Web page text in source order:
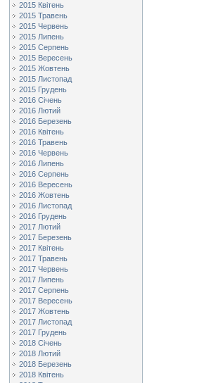
2015 Квітень
2015 Травень
2015 Червень
2015 Липень
2015 Серпень
2015 Вересень
2015 Жовтень
2015 Листопад
2015 Грудень
2016 Січень
2016 Лютий
2016 Березень
2016 Квітень
2016 Травень
2016 Червень
2016 Липень
2016 Серпень
2016 Вересень
2016 Жовтень
2016 Листопад
2016 Грудень
2017 Лютий
2017 Березень
2017 Квітень
2017 Травень
2017 Червень
2017 Липень
2017 Серпень
2017 Вересень
2017 Жовтень
2017 Листопад
2017 Грудень
2018 Січень
2018 Лютий
2018 Березень
2018 Квітень